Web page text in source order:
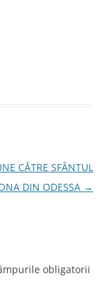
CĂTRE SFÂNTUL
DIN ODESSA →
obligatorii